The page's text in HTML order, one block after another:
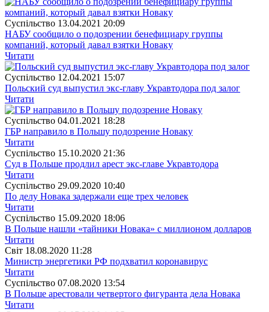
Суспiльство 13.04.2021 20:09
НАБУ сообщило о подозрении бенефициару группы
компаний, который давал взятки Новаку
Читати
Суспiльство 12.04.2021 15:07
Польский суд выпустил экс-главу Укравтодора под залог
Читати
Суспiльство 04.01.2021 18:28
ГБР направило в Польшу подозрение Новаку
Читати
Суспiльство 15.10.2020 21:36
Суд в Польше продлил арест экс-главе Укравтодора
Читати
Суспiльство 29.09.2020 10:40
По делу Новака задержали еще трех человек
Читати
Суспiльство 15.09.2020 18:06
В Польше нашли «тайники Новака» с миллионом долларов
Читати
Свiт 18.08.2020 11:28
Министр энергетики РФ подхватил коронавирус
Читати
Суспiльство 07.08.2020 13:54
В Польше арестовали четвертого фигуранта дела Новака
Читати